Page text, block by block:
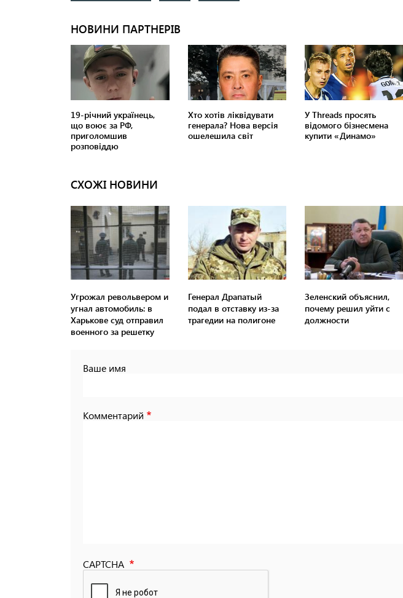
СХОЖІ НОВИНИ
Угрожал револьвером и
угнал автомобиль: в
Харькове суд отправил
военного за решетку
Генерал Драпатый
подал в отставку из-за
трагедии на полигоне
Зеленский объяснил,
почему решил уйти с
должности
Ваше имя
Комментарий
CAPTCHA